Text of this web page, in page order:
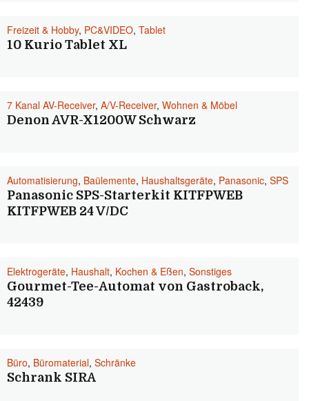
Freizeit & Hobby, PC&VIDEO, Tablet
10 Kurio Tablet XL
7 Kanal AV-Receiver, A/V-Receiver, Wohnen & Möbel
Denon AVR-X1200W Schwarz
Automatisierung, Baülemente, Haushaltsgeräte, Panasonic, SPS
Panasonic SPS-Starterkit KITFPWEB
KITFPWEB 24 V/DC
Elektrogeräte, Haushalt, Kochen & Eßen, Sonstiges
Gourmet-Tee-Automat von Gastroback,
42439
Büro, Büromaterial, Schränke
Schrank SIRA